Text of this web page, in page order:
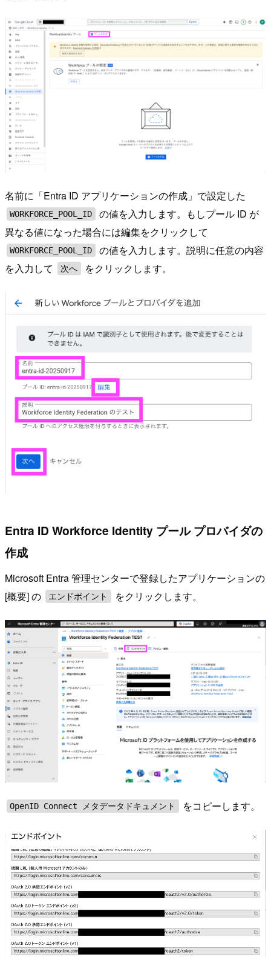
名前に「Entra ID アプリケーションの作成」で設定した
WORKFORCE_POOL_ID
の値を入力します。もしプール ID が
異なる値になった場合には編集をクリックして
WORKFORCE_POOL_ID
の値を入力します。説明に任意の内容
を入力して
次へ をクリックします。
Entra ID Workforce Identity プール プロバイダの
作成
Microsoft Entra 管理センターで登録したアプリケーションの
[概要] の
エンドポイント をクリックします。
OpenID Connect メタデータドキュメント をコピーします。